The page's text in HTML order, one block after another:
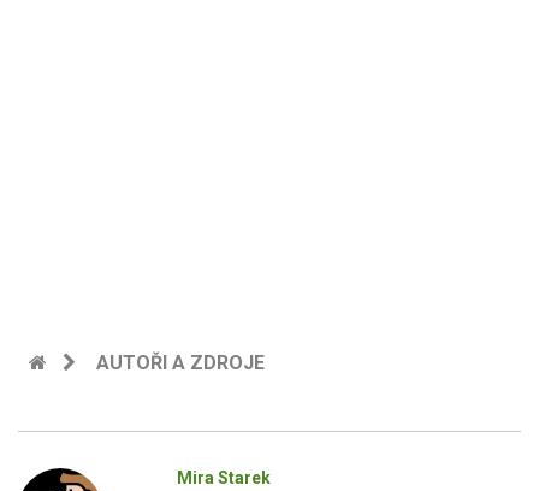
AUTOŘI A ZDROJE
Mira Starek